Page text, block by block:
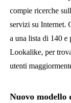
compie ricerche
servizi su Internet.
a una lista di 140 e
Lookalike, per
utenti
Nuovo modello